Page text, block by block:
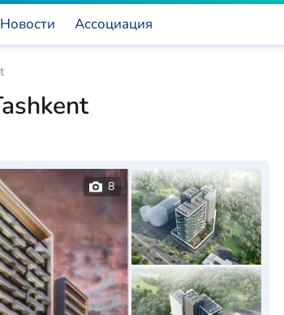
Новости Ассоциация
8